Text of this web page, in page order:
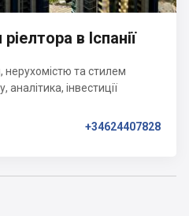
в Іспанії
та стилем
інвестиції
+34624407828